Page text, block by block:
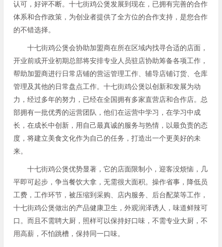
认可，好评不断。十七街鸡公煲发展到现在，已拥有完善的合作
体系和合作政策，为创业者提供了全方位的合作支持，是您合作
的不错选择。
十七街鸡公煲会协助加盟商在所在区域内找寻合适的店面，
开业前或开业初期总部将安排专业人员驻店协助筹备各项工作，
帮助加盟商进行日常店铺的营运管理工作、辅导店铺订货、仓库
管理及其他的日常盘点工作。十七街鸡公煲以创新和发展为动
力，经过多年的努力，已经在全国拥有多家直营店和合作店。总
部拥有一批优秀的运营团队，他们在运营中学习，在学习中成
长，在成长中创新，用自己最真诚的服务与热情，以最负责的态
度，将建立美食文化作为自己的任务，打造出一个更美好的未
来。
十七街鸡公煲优势显著，它的店面限制小，迎客没烦恼，几
平即可起步，争当餐饮大拿，无需很大面积。操作省事，降低员
工费，工作环节，被压缩到采购、店内服务、后台配菜等工作，
十七街鸡公煲做出的产品健康卫生，外观润泽诱人，味道鲜辣可
口。而且不需聘大厨，照样可以保持好口味，不需专业大厨，不
用高薪，不怕跳槽，保持同一口味。